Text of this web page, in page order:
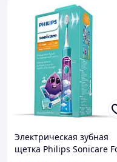
Электрическая зубная
щетка Philips Sonicare